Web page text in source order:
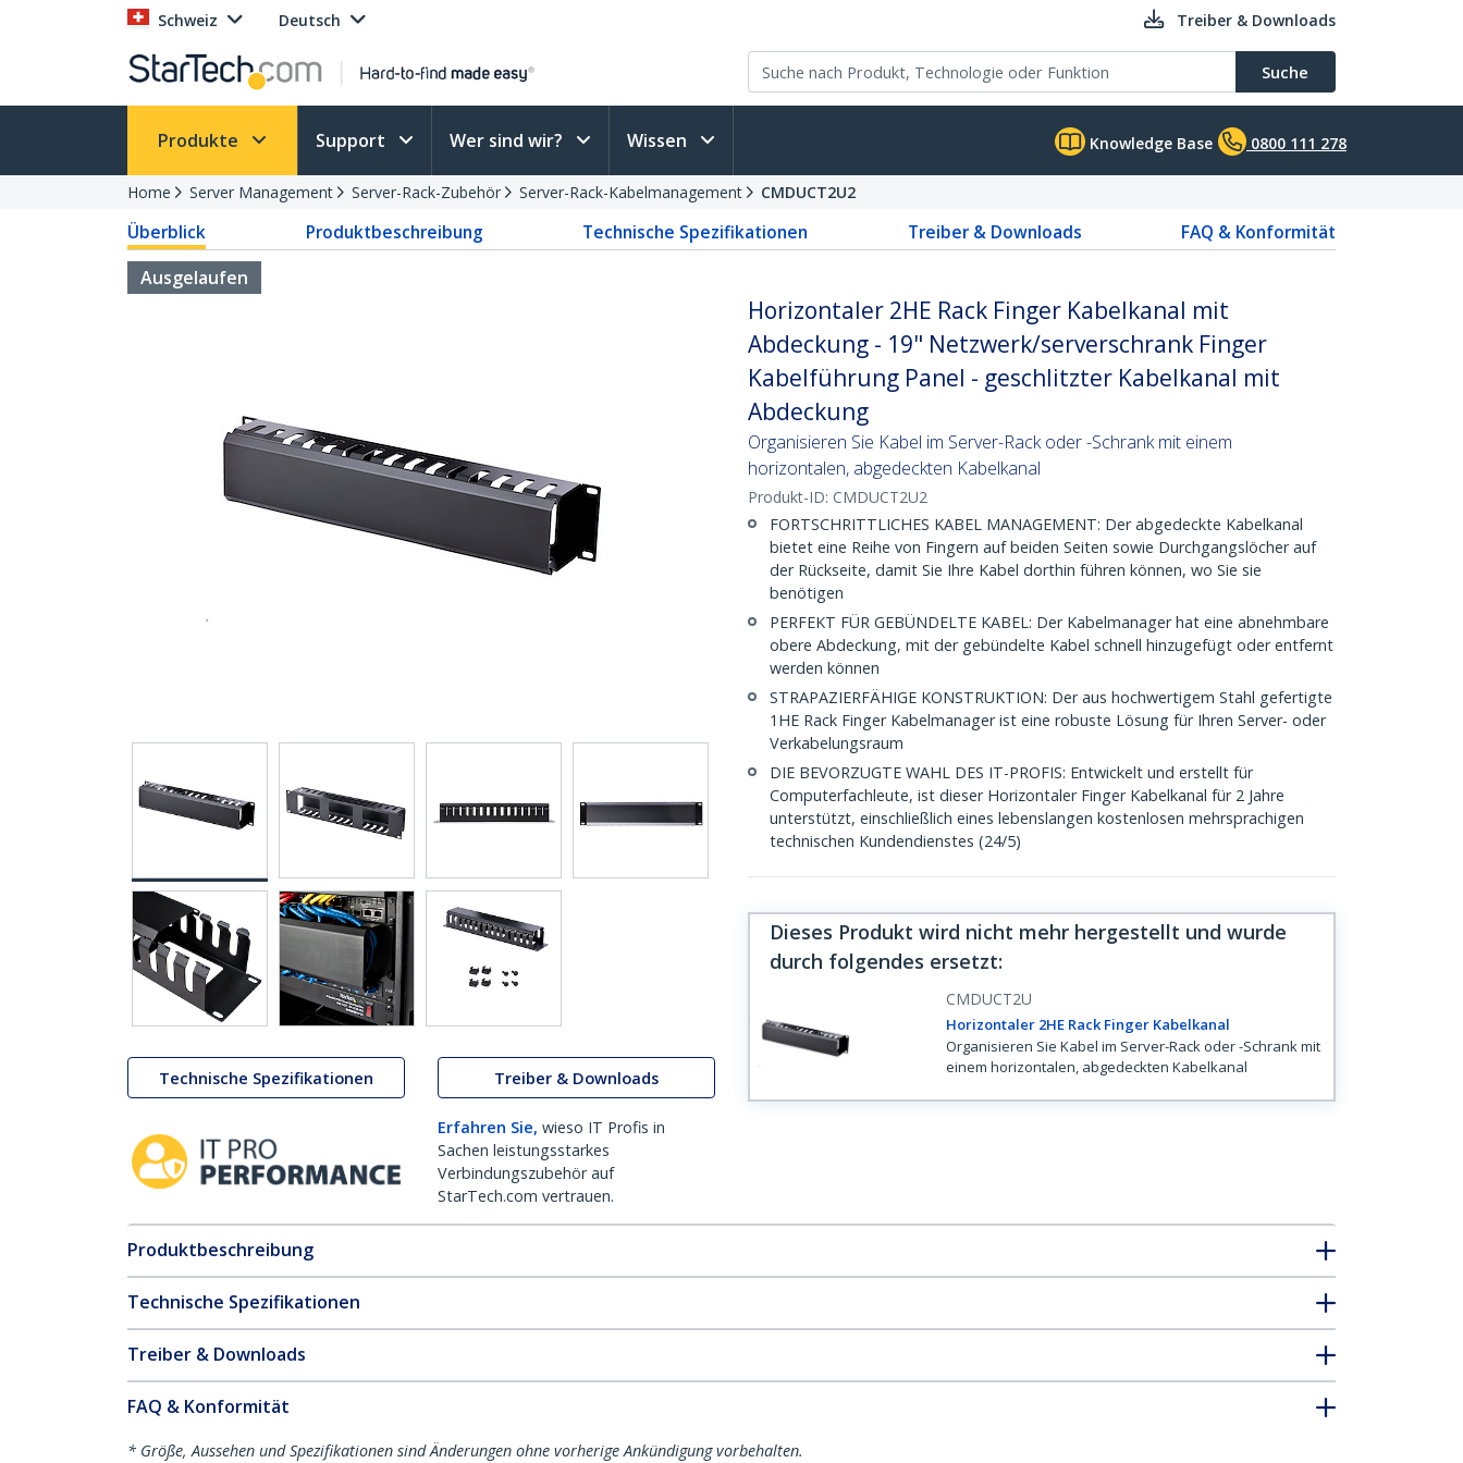
Schweiz Deutsch Treiber & Downloads
Suche
Produkte Support Wer sind wir? Wissen Knowledge Base 0800 111 278
Home Server Management Server-Rack-Zubehör Server-Rack-Kabelmanagement CMDUCT2U2
Überblick Produktbeschreibung Technische Spezifikationen Treiber & Downloads
FAQ & Konformität
Ausgelaufen
Technische Spezifikationen Treiber & Downloads
Erfahren Sie, wieso IT Profis in
Sachen leistungsstarkes
Verbindungszubehör auf
StarTech.com vertrauen.
Horizontaler 2HE Rack Finger Kabelkanal mit
Abdeckung - 19" Netzwerk/serverschrank Finger
Kabelführung Panel - geschlitzter Kabelkanal mit
Abdeckung
Organisieren Sie Kabel im Server-Rack oder -Schrank mit einem
horizontalen, abgedeckten Kabelkanal
Produkt-ID: CMDUCT2U2
FORTSCHRITTLICHES KABEL MANAGEMENT: Der abgedeckte Kabelkanal
bietet eine Reihe von Fingern auf beiden Seiten sowie Durchgangslöcher auf
der Rückseite, damit Sie Ihre Kabel dorthin führen können, wo Sie sie
benötigen
PERFEKT FÜR GEBÜNDELTE KABEL: Der Kabelmanager hat eine abnehmbare
obere Abdeckung, mit der gebündelte Kabel schnell hinzugefügt oder entfernt
werden können
STRAPAZIERFÄHIGE KONSTRUKTION: Der aus hochwertigem Stahl gefertigte
1HE Rack Finger Kabelmanager ist eine robuste Lösung für Ihren Server- oder
Verkabelungsraum
DIE BEVORZUGTE WAHL DES IT-PROFIS: Entwickelt und erstellt für
Computerfachleute, ist dieser Horizontaler Finger Kabelkanal für 2 Jahre
unterstützt, einschließlich eines lebenslangen kostenlosen mehrsprachigen
technischen Kundendienstes (24/5)
Dieses Produkt wird nicht mehr hergestellt und wurde
durch folgendes ersetzt:
CMDUCT2U
Horizontaler 2HE Rack Finger Kabelkanal
Organisieren Sie Kabel im Server-Rack oder -Schrank mit
einem horizontalen, abgedeckten Kabelkanal
Produktbeschreibung
Technische Spezifikationen
Treiber & Downloads
FAQ & Konformität
* Größe, Aussehen und Spezifikationen sind Änderungen ohne vorherige Ankündigung vorbehalten.